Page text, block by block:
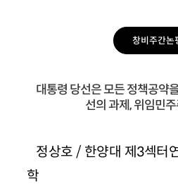
창비주간논
대통령 당선은 모든 정책공약
선의 과제, 위임민
정상호 / 한양대 제3섹터
학